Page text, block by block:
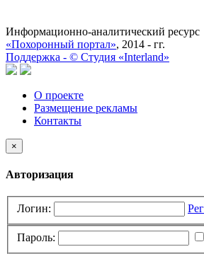
Информационно-аналитический ресурс
«Похоронный портал», 2014 - гг.
Поддержка - © Cтудия «Interland»
О проекте
Размещение рекламы
Контакты
×
Авторизация
Логин:
Пароль: